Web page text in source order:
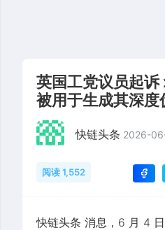
英国工党议员起
被用于生成其深度
快链头条 2026-
阅读 1,552
快链头条 消息，6 月 4